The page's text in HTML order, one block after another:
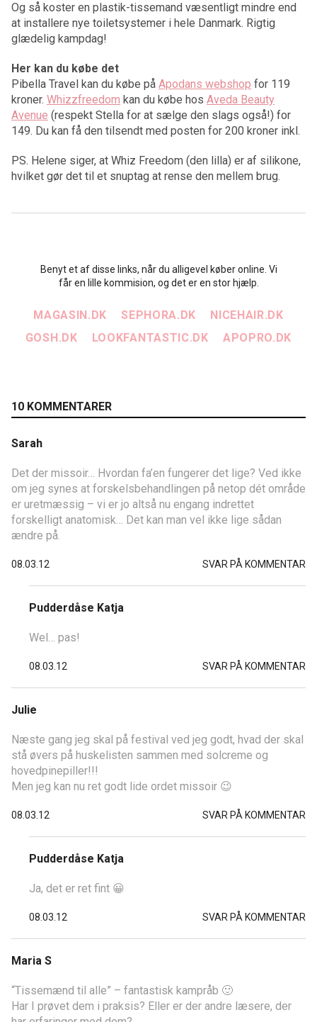
Og så koster en plastik-tissemand væsentligt mindre end
at installere nye toiletsystemer i hele Danmark. Rigtig
glædelig kampdag!
Her kan du købe det
Pibella Travel kan du købe på Apodans webshop for 119
kroner. Whizzfreedom kan du købe hos Aveda Beauty
Avenue (respekt Stella for at sælge den slags også!) for
149. Du kan få den tilsendt med posten for 200 kroner inkl.
PS. Helene siger, at Whiz Freedom (den lilla) er af silikone,
hvilket gør det til et snuptag at rense den mellem brug.
Benyt et af disse links, når du alligevel køber online. Vi
får en lille kommision, og det er en stor hjælp.
MAGASIN.DK SEPHORA.DK
NICEHAIR.DK
GOSH.DK
LOOKFANTASTIC.DK APOPRO.DK
10 KOMMENTARER
Sarah
Det der missoir… Hvordan fa’en fungerer det lige? Ved ikke
om jeg synes at forskelsbehandlingen på netop dét område
er uretmæssig – vi er jo altså nu engang indrettet
forskelligt anatomisk… Det kan man vel ikke lige sådan
ændre på.
08.03.12 SVAR PÅ KOMMENTAR
Pudderdåse Katja
Wel… pas!
08.03.12 SVAR PÅ KOMMENTAR
Julie
Næste gang jeg skal på festival ved jeg godt, hvad der skal
stå øvers på huskelisten sammen med solcreme og
hovedpinepiller!!!
Men jeg kan nu ret godt lide ordet missoir 😉
08.03.12 SVAR PÅ KOMMENTAR
Pudderdåse Katja
Ja, det er ret fint 😀
08.03.12 SVAR PÅ KOMMENTAR
Maria S
“Tissemænd til alle” – fantastisk kampråb 🙂
Har I prøvet dem i praksis? Eller er der andre læsere, der